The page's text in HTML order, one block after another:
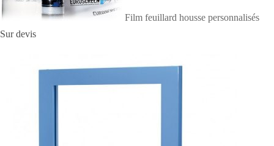
Film feuillard housse personnalisés
Sur devis